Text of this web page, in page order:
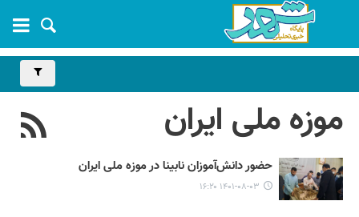
موزه ملی ایران
حضور دانش‌آموزان نابینا در موزه ملی ایران
۱۴۰۱-۰۸-۰۳ ۱۶:۲۰